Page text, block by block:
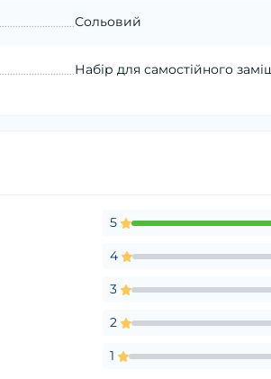
Сольовий
Набір для самостійного
5
4
3
2
1